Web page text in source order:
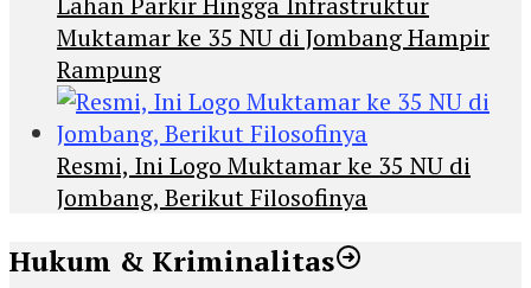
Muktamar ke 35 NU di Jombang Hampir
Rampung
Resmi, Ini Logo Muktamar ke 35 NU di
Jombang, Berikut Filosofinya
Hukum & Kriminalitas